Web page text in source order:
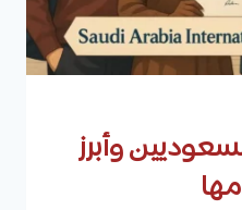
وأبرز